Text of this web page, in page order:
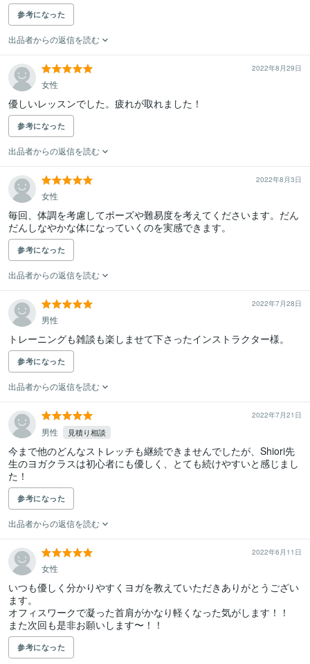
参考になった
出品者からの返信を読む
2022年8月29日
女性
優しいレッスンでした。疲れが取れました！
参考になった
出品者からの返信を読む
2022年8月3日
女性
毎回、体調を考慮してポーズや難易度を考えてくださいます。だん
だんしなやかな体になっていくのを実感できます。
参考になった
出品者からの返信を読む
2022年7月28日
男性
トレーニングも雑談も楽しませて下さったインストラクター様。
参考になった
出品者からの返信を読む
2022年7月21日
男性 見積り相談
今まで他のどんなストレッチも継続できませんでしたが、Shiori先
生のヨガクラスは初心者にも優しく、とても続けやすいと感じまし
た！
参考になった
出品者からの返信を読む
2022年6月11日
女性
いつも優しく分かりやすくヨガを教えていただきありがとうござい
ます。
オフィスワークで凝った首肩がかなり軽くなった気がします！！
また次回も是非お願いします〜！！
参考になった